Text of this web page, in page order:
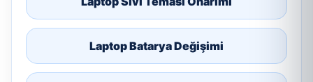
Laptop Batarya Değişimi